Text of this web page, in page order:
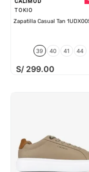
TOKIO
Zapatilla Casual Tan
39 40 41 44
S/ 299.00